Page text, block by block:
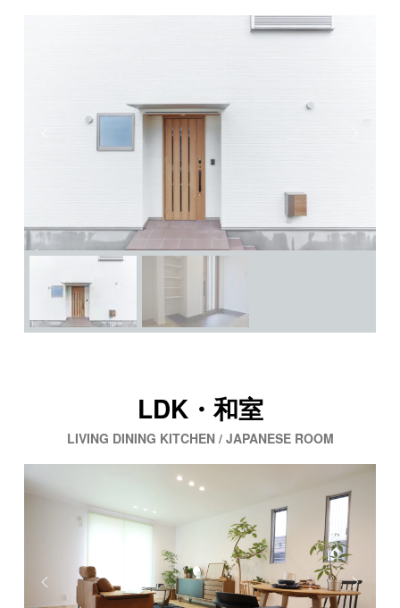
LDK・和室
LIVING DINING KITCHEN / JAPANESE ROOM